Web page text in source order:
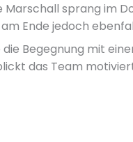
Marschall sprang im
Ende jedoch
Begegnung mit
das Team